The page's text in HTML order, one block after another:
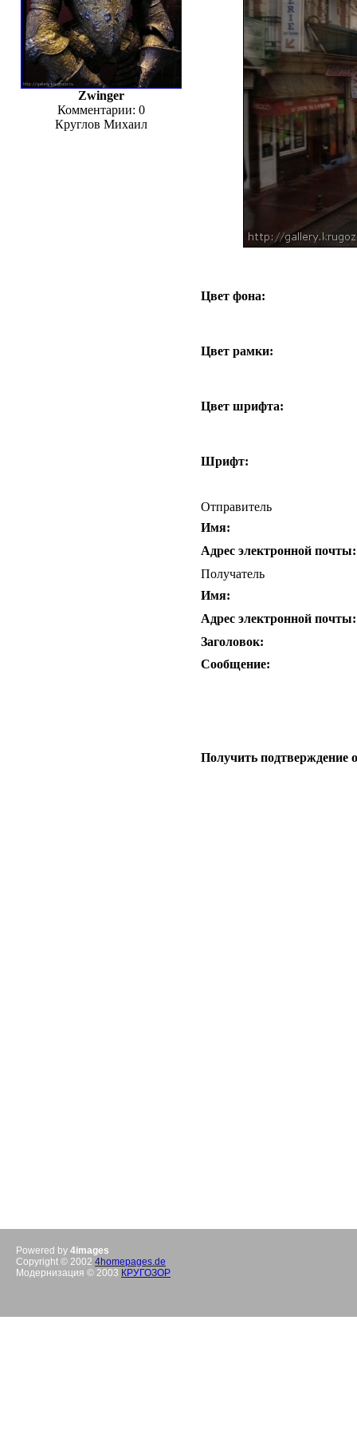
Zwinger
Комментарии: 0
Круглов Михаил
Цвет фона:
Цвет рамки:
Цвет шрифта:
Шрифт:
Отправитель
Имя:
Адрес электронной почты:
Получатель
Имя:
Адрес электронной почты:
Заголовок:
Сообщение:
Получить подтверждение
Powered by 4images
Copyright © 2002 4homepages.de
Модернизация © 2003 КРУГОЗОР